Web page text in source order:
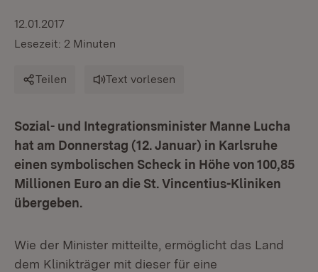
12.01.2017
Lesezeit: 2 Minuten
Teilen Text vorlesen
Sozial- und Integrationsminister Manne Lucha
hat am Donnerstag (12. Januar) in Karlsruhe
einen symbolischen Scheck in Höhe von 100,85
Millionen Euro an die St. Vincentius-Kliniken
übergeben.
Wie der Minister mitteilte, ermöglicht das Land
dem Klinikträger mit dieser für eine